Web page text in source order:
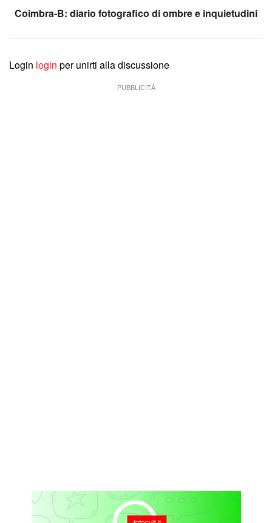
Coimbra-B: diario fotografico di ombre e inquietudini
Login login per unirti alla discussione
PUBBLICITÀ